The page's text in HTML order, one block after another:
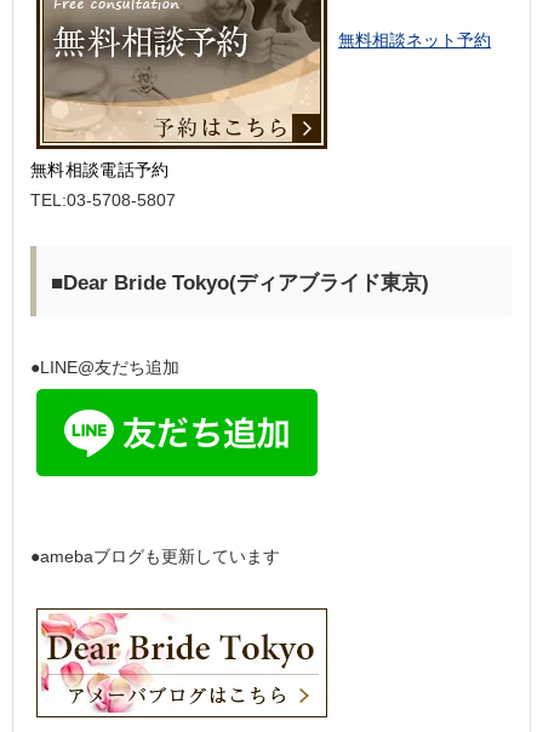
無料相談ネット予約
無料相談電話予約
TEL:03-5708-5807
■Dear Bride Tokyo(ディアブライド東京)
●LINE@友だち追加
●amebaブログも更新しています